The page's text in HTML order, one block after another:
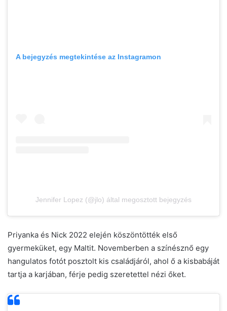
A bejegyzés megtekintése az Instagramon
Jennifer Lopez (@jlo) által megosztott bejegyzés
Priyanka és Nick 2022 elején köszöntötték első
gyermeküket, egy Maltit. Novemberben a színésznő egy
hangulatos fotót posztolt kis családjáról, ahol ő a kisbabáját
tartja a karjában, férje pedig szeretettel nézi őket.